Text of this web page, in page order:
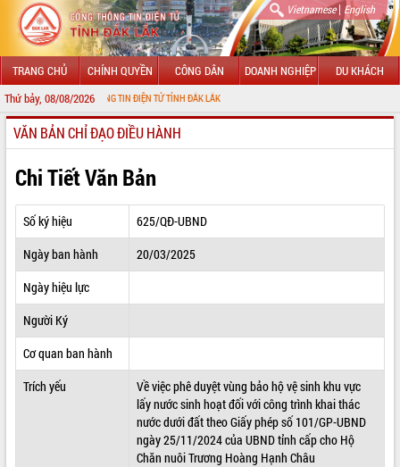
Vietnamese| English
TRANG CHỦ CHÍNH QUYỀN CÔNG DÂN DOANH NGHIỆP DU KHÁCH
Thứ bảy, 08/08/2026
CỔNG THÔNG TIN ĐIỆN TỬ TỈNH ĐẮK LẮK
GIỚI THIỆU
LÃNH ĐẠO UBND TỈNH
TIN TỨC SỰ KIỆN
SỞ, BAN, NGÀNH
THÔNG TIN CHỈ ĐẠO ĐIỀU HÀNH
HỆ THỐNG VĂN BẢN
VĂN BẢN HĐND TỈNH
VĂN BẢN CHỈ ĐẠO ĐIỀU HÀNH
Chi Tiết Văn Bản
Số ký hiệu
625/QĐ-UBND
Ngày ban hành
20/03/2025
Ngày hiệu lực
Người Ký
Cơ quan ban hành
Trích yếu
Về việc phê duyệt vùng bảo hộ vệ sinh khu vực
lấy nước sinh hoạt đối với công trình khai thác
nước dưới đất theo Giấy phép số 101/GP-UBND
ngày 25/11/2024 của UBND tỉnh cấp cho Hộ
Chăn nuôi Trương Hoàng Hạnh Châu